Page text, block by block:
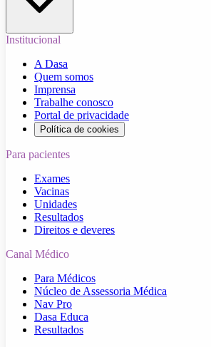
Institucional
A Dasa
Quem somos
Imprensa
Trabalhe conosco
Portal de privacidade
Política de cookies
Para pacientes
Exames
Vacinas
Unidades
Resultados
Direitos e deveres
Canal Médico
Para Médicos
Núcleo de Assessoria Médica
Nav Pro
Dasa Educa
Resultados